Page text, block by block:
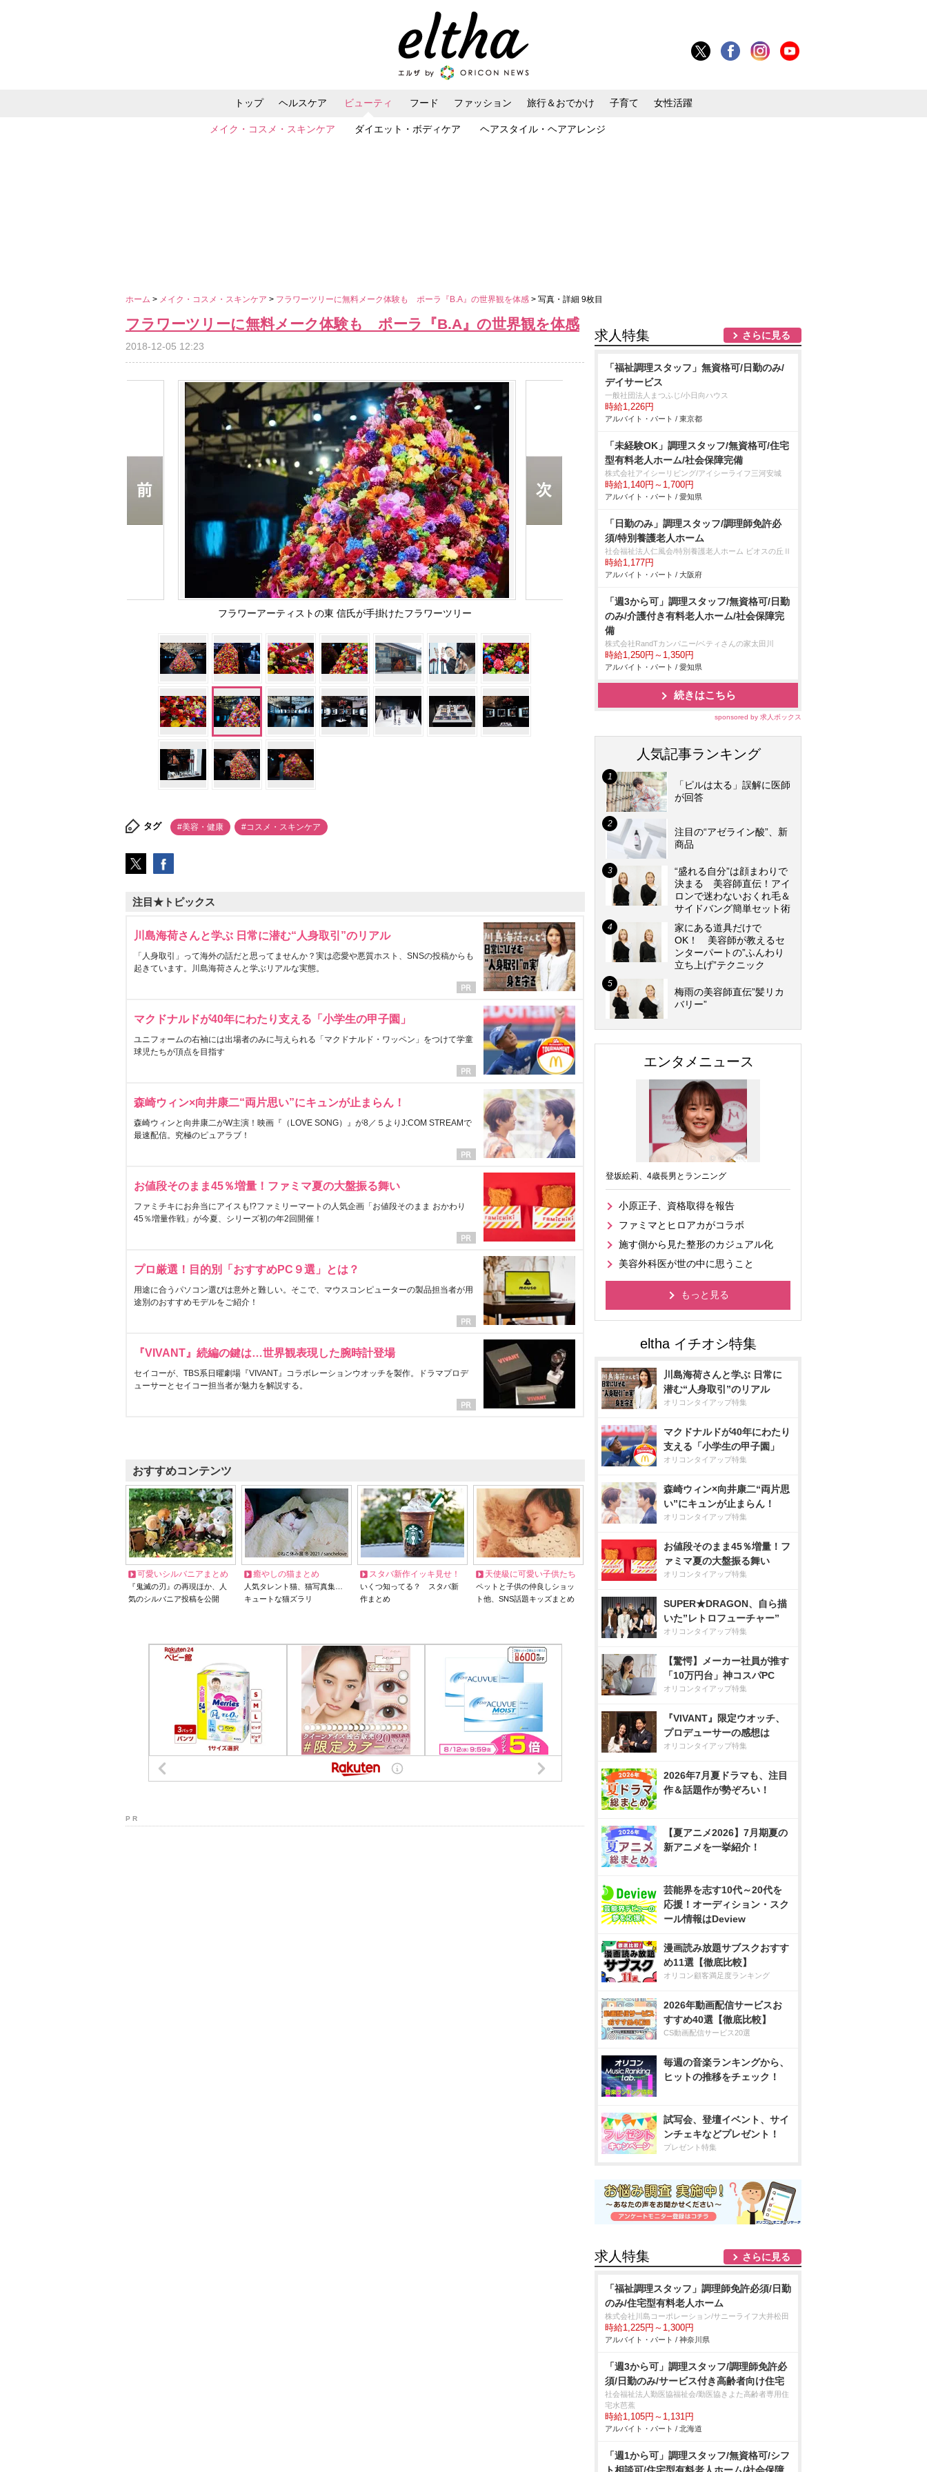
トップ ヘルスケア ビューティ
メイク・コスメ・スキンケア ダイエット・ボディケア ヘアスタイル・ヘアアレンジ
フード ファッション 旅行＆おでかけ 子育て 女性活躍
ホーム > メイク・コスメ・スキンケア > フラワーツリーに無料メーク体験も ポーラ『B.A』の世界観を体感 > 写真・詳細 9枚目
フラワーツリーに無料メーク体験も ポーラ『B.A』の世界観を体感
2018-12-05 12:23
フラワーアーティストの東 信氏が手掛けたフラワーツリー
タグ #美容・健康 #コスメ・スキンケア
注目★トピックス
川島海荷さんと学ぶ 日常に潜む“人身取引”のリアル
「人身取引」って海外の話だと思ってませんか？実は恋愛や悪質ホスト、SNSの投稿からも
起きています。川島海荷さんと学ぶリアルな実態。
マクドナルドが40年にわたり支える「小学生の甲子園」
ユニフォームの右袖には出場者のみに与えられる「マクドナルド・ワッペン」をつけて学童
球児たちが頂点を目指す
森崎ウィン×向井康二“両片思い”にキュンが止まらん！
森崎ウィンと向井康二がW主演！映画『（LOVE SONG）』が8／５よりJ:COM STREAMで
最速配信。究極のピュアラブ！
お値段そのまま45％増量！ファミマ夏の大盤振る舞い
ファミチキにお弁当にアイスも!?ファミリーマートの人気企画「お値段そのまま おかわり
45％増量作戦」が今夏、シリーズ初の年2回開催！
プロ厳選！目的別「おすすめPC９選」とは？
用途に合うパソコン選びは意外と難しい。そこで、マウスコンピューターの製品担当者が用
途別のおすすめモデルをご紹介！
『VIVANT』続編の鍵は…世界観表現した腕時計登場
セイコーが、TBS系日曜劇場『VIVANT』コラボレーションウオッチを製作。ドラマプロデ
ューサーとセイコー担当者が魅力を解説する。
おすすめコンテンツ
可愛いシルバニアまとめ
『鬼滅の刃』の再現ほか、人
気のシルバニア投稿を公開
癒やしの猫まとめ
人気タレント猫、猫写真集…
キュートな猫ズラリ
スタバ新作イッキ見せ！
いくつ知ってる？ スタバ新
作まとめ
天使級に可愛い子供たち
ペットと子供の仲良しショッ
ト他、SNS話題キッズまとめ
P R
求人特集 さらに見る
「福祉調理スタッフ」無資格可/日勤のみ/
デイサービス
一般社団法人まつふじ/小日向ハウス
時給1,226円
アルバイト・パート / 東京都
「未経験OK」調理スタッフ/無資格可/住宅
型有料老人ホーム/社会保障完備
株式会社アイシーリビング/アイシーライフ三河安城
時給1,140円～1,700円
アルバイト・パート / 愛知県
「日勤のみ」調理スタッフ/調理師免許必
須/特別養護老人ホーム
社会福祉法人仁風会/特別養護老人ホーム ビオスの丘Ⅱ
時給1,177円
アルバイト・パート / 大阪府
「週3から可」調理スタッフ/無資格可/日勤
のみ/介護付き有料老人ホーム/社会保障完
備
株式会社RandTカンパニー/ベティさんの家太田川
時給1,250円～1,350円
アルバイト・パート / 愛知県
続きはこちら
sponsored by 求人ボックス
人気記事ランキング
「ピルは太る」誤解に医師
が回答
注目の“アゼライン酸”、新
商品
“盛れる自分”は顔まわりで
決まる 美容師直伝！アイ
ロンで迷わないおくれ毛＆
サイドバング簡単セット術
家にある道具だけで
OK！ 美容師が教えるセ
ンターパートの”ふんわり
立ち上げ”テクニック
梅雨の美容師直伝”髪リカ
バリー”
エンタメニュース
登坂絵莉、4歳長男とランニング
小原正子、資格取得を報告
ファミマとヒロアカがコラボ
施す側から見た整形のカジュアル化
美容外科医が世の中に思うこと
もっと見る
川島海荷さんと学ぶ 日常に
潜む“人身取引”のリアル
オリコンタイアップ特集
マクドナルドが40年にわたり
支える「小学生の甲子園」
オリコンタイアップ特集
森崎ウィン×向井康二“両片思
い”にキュンが止まらん！
オリコンタイアップ特集
お値段そのまま45％増量！フ
ァミマ夏の大盤振る舞い
オリコンタイアップ特集
SUPER★DRAGON、自ら描
いた”レトロフューチャー”
オリコンタイアップ特集
【驚愕】メーカー社員が推す
「10万円台」神コスパPC
オリコンタイアップ特集
『VIVANT』限定ウオッチ、
プロデューサーの感想は
オリコンタイアップ特集
2026年7月夏ドラマも、注目
作＆話題作が勢ぞろい！
【夏アニメ2026】7月期夏の
新アニメを一挙紹介！
芸能界を志す10代～20代を
応援！オーディション・スク
ール情報はDeview
漫画読み放題サブスクおすす
め11選【徹底比較】
オリコン顧客満足度ランキング
2026年動画配信サービスお
すすめ40選【徹底比較】
CS動画配信サービス20選
毎週の音楽ランキングから、
ヒットの推移をチェック！
試写会、登壇イベント、サイ
ンチェキなどプレゼント！
プレゼント特集
求人特集 さらに見る
「福祉調理スタッフ」調理師免許必須/日勤
のみ/住宅型有料老人ホーム
株式会社川島コーポレーション/サニーライフ大井松田
時給1,225円～1,300円
アルバイト・パート / 神奈川県
「週3から可」調理スタッフ/調理師免許必
須/日勤のみ/サービス付き高齢者向け住宅
社会福祉法人勤医協福祉会/勤医協きよた高齢者専用住
宅水芭蕉
時給1,105円～1,131円
アルバイト・パート / 北海道
「週1から可」調理スタッフ/無資格可/シフ